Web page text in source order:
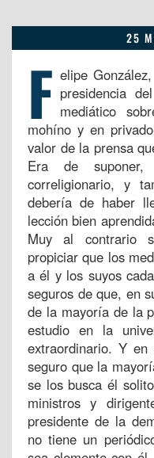
25
F elipe
presidencia
mediático
mohíno y en
valor de la prensa
Era de
correligionario, y
debería de haber
lección bien
Muy al contrario
propiciar que los
a él y los suyos
seguros de que, en
de la mayoría de la
estudio en la
extraordinario. Y
seguro que la
se los busca él
ministros y
presidente de la
no tiene un